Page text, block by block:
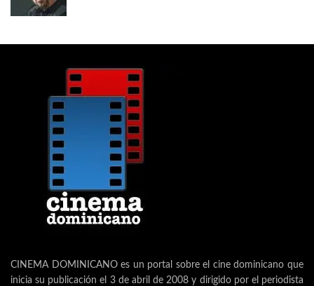
CINEMA DOMINICANO es un portal sobre el cine dominicano que
inicia su publicación el 3 de abril de 2008 y dirigido por el periodista